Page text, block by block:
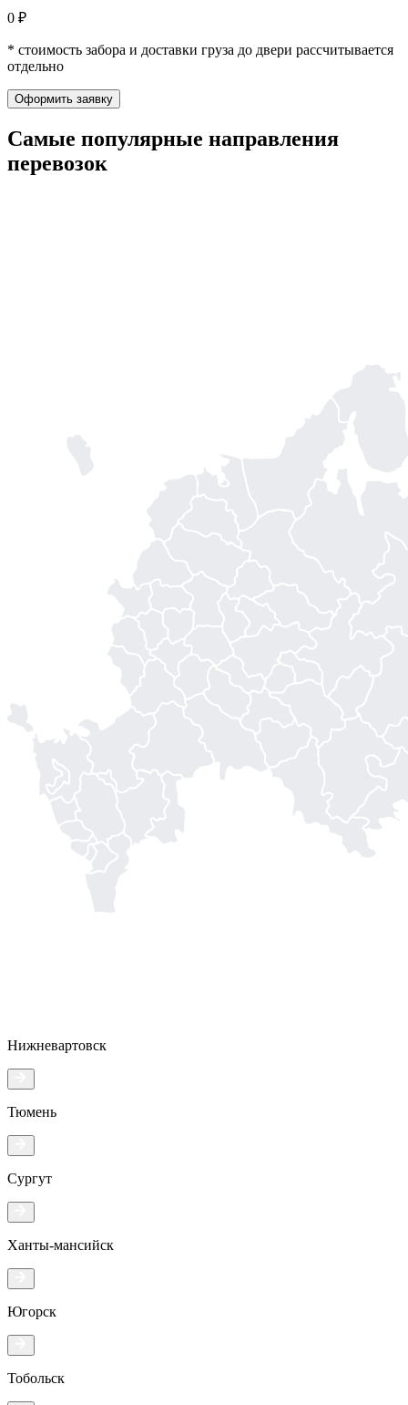
0 ₽
* стоимость забора и доставки груза до двери рассчитывается
отдельно
Оформить заявку
Самые популярные направления
перевозок
Нижневартовск
Тюмень
Сургут
Ханты-мансийск
Югорск
Тобольск